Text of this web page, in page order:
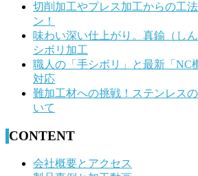
切削加工やプレス加工からの工
ン！
味わい深い仕上がり。真鍮（し
シボリ加工
職人の「手シボリ」と最新「NC
対応
難加工材への挑戦！ステンレス
いて
CONTENT
会社概要とアクセス